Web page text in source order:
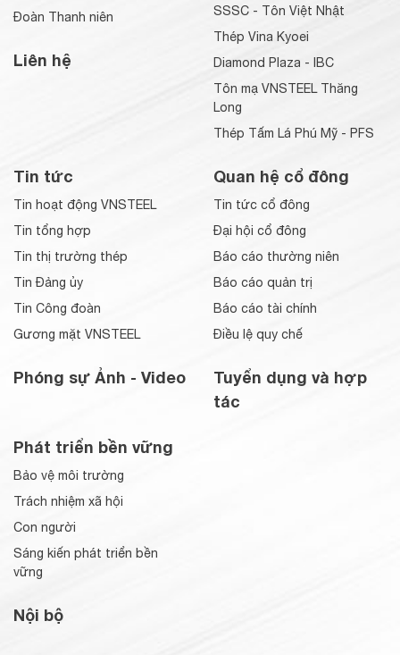
Đoàn Thanh niên
Liên hệ
SSSC - Tôn Việt Nhật
Thép Vina Kyoei
Diamond Plaza - IBC
Tôn mạ VNSTEEL Thăng
Long
Thép Tấm Lá Phú Mỹ - PFS
Tin tức
Tin hoạt động VNSTEEL
Tin tổng hợp
Tin thị trường thép
Tin Đảng ủy
Tin Công đoàn
Gương mặt VNSTEEL
Phóng sự Ảnh - Video
Quan hệ cổ đông
Tin tức cổ đông
Đại hội cổ đông
Báo cáo thường niên
Báo cáo quản trị
Báo cáo tài chính
Điều lệ quy chế
Tuyển dụng và hợp
tác
Phát triển bền vững
Bảo vệ môi trường
Trách nhiệm xã hội
Con người
Sáng kiến phát triển bền
vững
Nội bộ